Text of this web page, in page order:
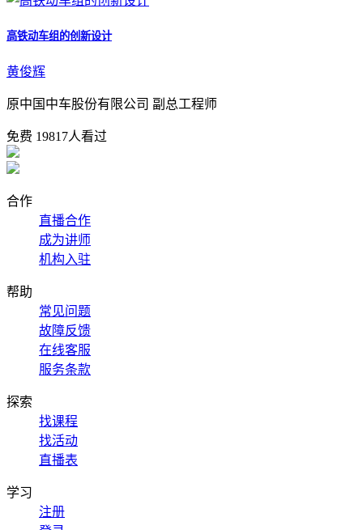
高铁动车组的创新设计
黄俊辉
原中国中车股份有限公司 副总工程师
免费 19817人看过
合作
直播合作
成为讲师
机构入驻
帮助
常见问题
故障反馈
在线客服
服务条款
探索
找课程
找活动
直播表
学习
注册